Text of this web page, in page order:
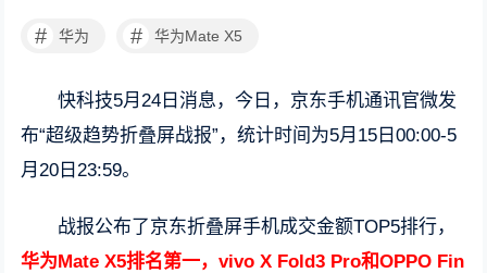
# 华为 # 华为Mate X5
快科技5月24日消息，今日，京东手机通讯官微发
布“超级趋势折叠屏战报”，统计时间为5月15日00:00-5
月20日23:59。
战报公布了京东折叠屏手机成交金额TOP5排行，
华为Mate X5排名第一，vivo X Fold3 Pro和OPPO Fin